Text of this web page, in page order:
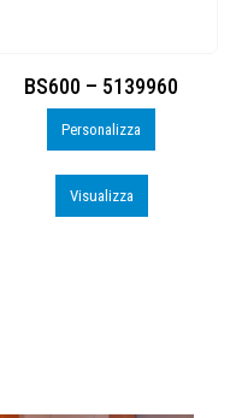
BS600 – 5139960
Personalizza
Visualizza